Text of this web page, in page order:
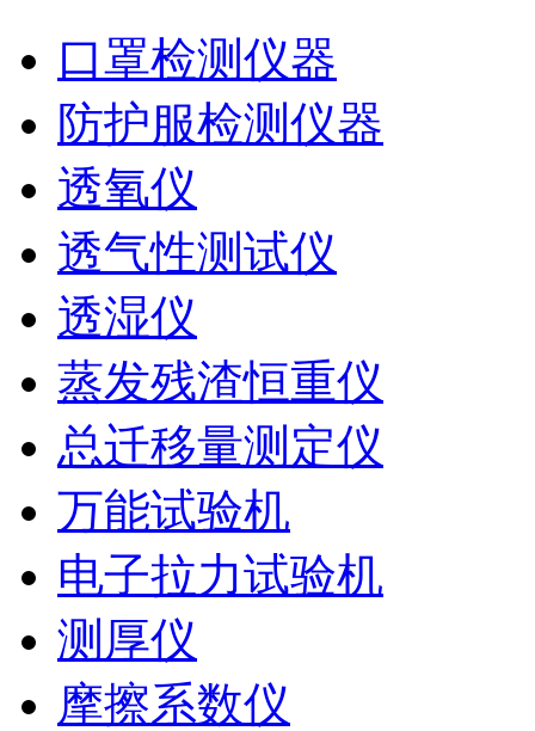
口罩检测仪器
防护服检测仪器
透氧仪
透气性测试仪
透湿仪
蒸发残渣恒重仪
总迁移量测定仪
万能试验机
电子拉力试验机
测厚仪
摩擦系数仪